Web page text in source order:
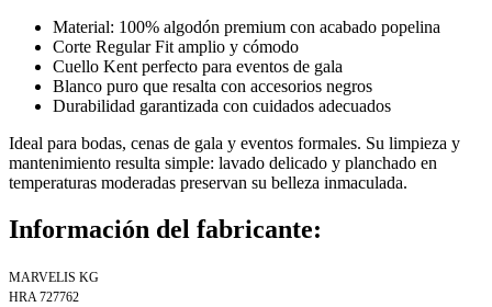
Material: 100% algodón premium con acabado popelina
Corte Regular Fit amplio y cómodo
Cuello Kent perfecto para eventos de gala
Blanco puro que resalta con accesorios negros
Durabilidad garantizada con cuidados adecuados
Ideal para bodas, cenas de gala y eventos formales. Su limpieza y
mantenimiento resulta simple: lavado delicado y planchado en
temperaturas moderadas preservan su belleza inmaculada.
Información del fabricante:
MARVELIS KG
HRA 727762